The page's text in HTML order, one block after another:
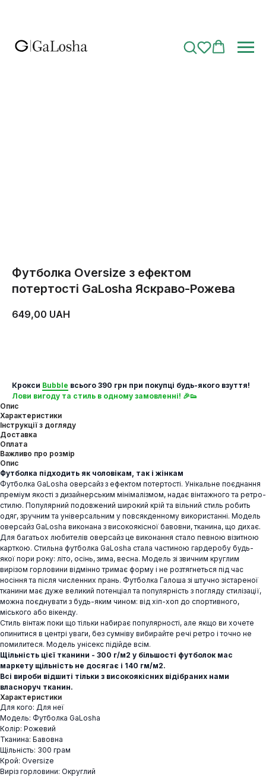
Футболка Oversize з ефектом
потертості GaLosha Яскраво-Рожева
649,00 UAH
Крокси Bubble всього 390 грн при покупці будь-якого взуття!
Лови вигоду та стиль в одному замовленні! 🎉👟
Опис
Характеристики
Інструкції з догляду
Доставка
Оплата
Важливо про розмір
Опис
Футболка підходить як чоловікам, так і жінкам
Футболка GaLosha оверсайз з ефектом потертості. Унікальне поєднання
преміум якості з дизайнерським мінімалізмом, надає вінтажного та ретро-
стилю. Популярний подовжений широкий крій та вільний стиль робить
одяг, зручним та універсальним у повсякденному використанні. Модель
оверсайз GaLosha виконана з високоякісної бавовни, тканина, що дихає.
Для багатьох любителів оверсайз це виконання стало певною візитною
карткою. Стильна футболка GaLosha стала частиною гардеробу будь-
якої пори року: літо, осінь, зима, весна. Модель зі звичним круглим
вирізом горловини відмінно тримає форму і не розтягнеться під час
носіння та після численних прань. Футболка Галоша зі штучно зістареної
тканини має дуже великий потенціал та популярність з погляду стилізації,
можна поєднувати з будь-яким чином: від хіп-хоп до спортивного,
міського або вікенду.
Стиль вінтаж поки що тільки набирає популярності, але якщо ви хочете
опинитися в центрі уваги, без сумніву вибирайте речі ретро і точно не
помилитеся. Модель унісекс підійде всім.
Щільність цієї тканини - 300 г/м2 у більшості футболок мас
маркету щільність не досягає і 140 гм/м2.
Всі вироби відшиті тільки з високоякісних відібраних нами
власноруч тканин.
Характеристики
Для кого: Для неї
Модель: Футболка GaLosha
Колір: Рожевий
Тканина: Бавовна
Щільність: 300 грам
Крой: Oversize
Виріз горловини: Округлий